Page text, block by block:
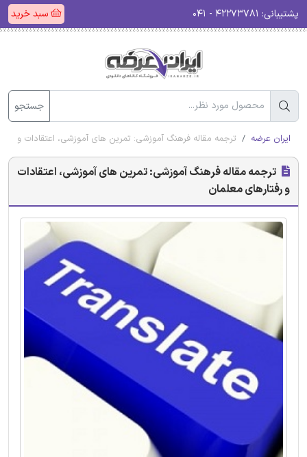
پشتیبانی: سبد خرید
جستجو
ایران عرضه ترجمه مقاله فرهنگ آموزشی: تمرین های آموزشی، اعتقادات و
ترجمه مقاله فرهنگ آموزشی: تمرین های آموزشی، اعتقادات
و رفتارهای معلمان